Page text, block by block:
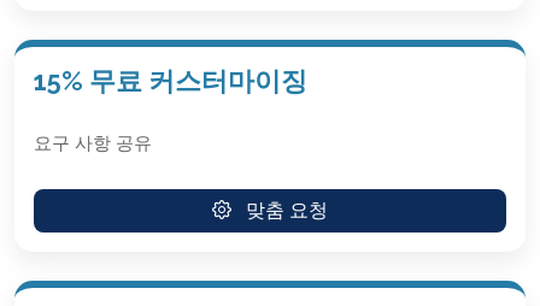
15% 무료 커스터마이징
요구 사항 공유
맞춤 요청